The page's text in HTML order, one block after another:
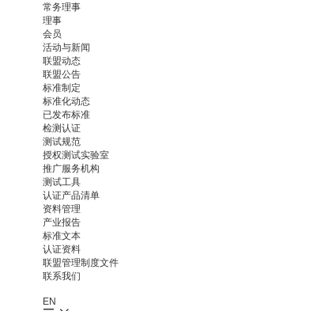
常务理事
理事
会员
活动与新闻
联盟动态
联盟公告
标准制定
标准化动态
已发布标准
检测认证
测试规范
授权测试实验室
推广服务机构
测试工具
认证产品清单
资料管理
产业报告
标准文本
认证资料
联盟管理制度文件
联系我们
EN